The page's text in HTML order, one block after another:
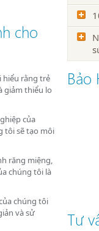
Bảo
Tư
cho
hiểu rằng trẻ
giảm thiểu lo
của
tôi sẽ tạo môi
răng miệng,
chúng tôi là
chúng tôi
và sử